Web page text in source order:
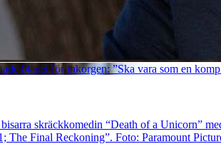
bladet för inkorgen: ”Ska vara som en
skräckkomedin “Death of a Unicorn”
The Final Reckoning”. Foto: Paramount